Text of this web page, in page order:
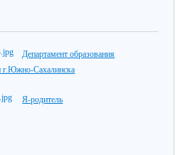
Департамент образования
г.Южно-Сахалинска
Я-родитель